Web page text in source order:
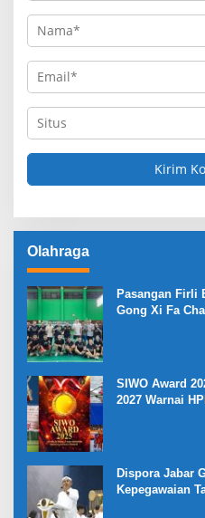
Olahraga
Pasangan Firli
Gong Xi Fa
SIWO Award
2027 Warnai
Dispora Jabar
Kepegawaian